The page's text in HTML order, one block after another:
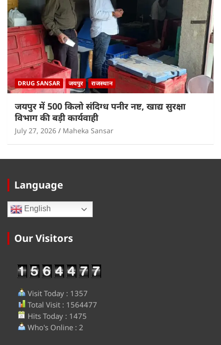
DRUG SANSAR जयपुर राजस्थान
जयपुर में 500 किलो संदिग्ध पनीर नष्ट, खाद्य सुरक्षा
विभाग की बड़ी कार्यवाही
July 27, 2026 Maheka Sansar
Language
English
Our Visitors
Visit Today : 1357
Total Visit : 1564477
Hits Today : 1475
Who's Online : 2